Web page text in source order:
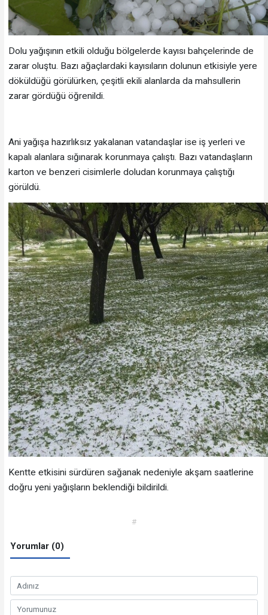
Dolu yağışının etkili olduğu bölgelerde kayısı bahçelerinde de
zarar oluştu. Bazı ağaçlardaki kayısıların dolunun etkisiyle yere
döküldüğü görülürken, çeşitli ekili alanlarda da mahsullerin
zarar gördüğü öğrenildi.
Ani yağışa hazırlıksız yakalanan vatandaşlar ise iş yerleri ve
kapalı alanlara sığınarak korunmaya çalıştı. Bazı vatandaşların
karton ve benzeri cisimlerle doludan korunmaya çalıştığı
görüldü.
Kentte etkisini sürdüren sağanak nedeniyle akşam saatlerine
doğru yeni yağışların beklendiği bildirildi.
#
Yorumlar (0)